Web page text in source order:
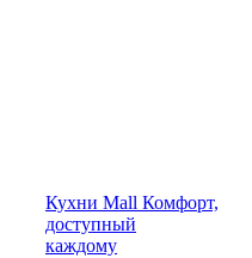
Кухни Mall Комфорт,
доступный
каждому